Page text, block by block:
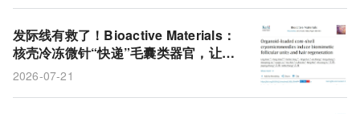
发际线有救了！Bioactive Materials：
核壳冷冻微针“快递”毛囊类器官，让秃
皮长出单双根新头发
2026-07-21